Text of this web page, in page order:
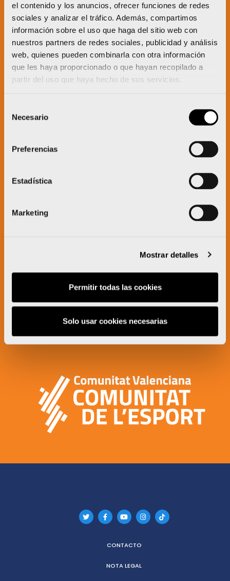
el contenido y los anuncios, ofrecer funciones de redes
sociales y analizar el tráfico. Además, compartimos
información sobre el uso que haga del sitio web con
nuestros partners de redes sociales, publicidad y análisis
web, quienes pueden combinarla con otra información
que les haya proporcionado o que hayan recopilado a
partir del uso que haya hecho de sus servicios.
Necesario
Preferencias
Estadística
Marketing
Mostrar detalles
Permitir todas las cookies
Solo usar cookies necesarias
Un proyecto impulsado por:
CONTACTO
NOTA LEGAL